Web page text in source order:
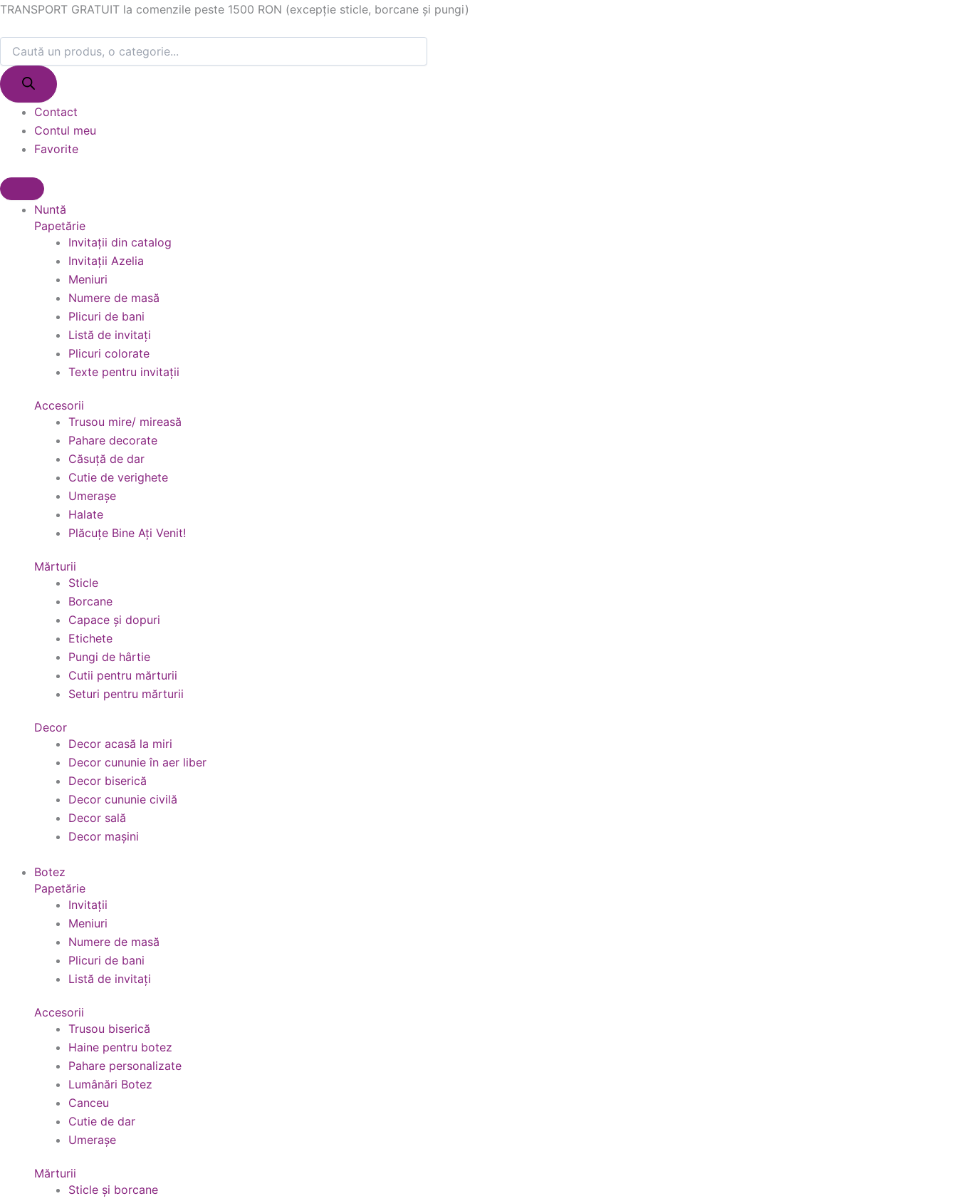
Skip
content
TRANSPORT GRATUIT la comenzile peste 1500 RON (excepție sticle, borcane și pungi)
Products
Contact
Contul meu
Favorite
Nuntă
Papetărie
Invitații din catalog
Invitații Azelia
Meniuri
Numere de masă
Plicuri de bani
Listă de invitați
Plicuri colorate
Texte pentru invitații
Accesorii
Trusou mire/ mireasă
Pahare decorate
Căsuță de dar
Cutie de verighete
Umerașe
Halate
Plăcuțe Bine Ați Venit!
Mărturii
Sticle
Borcane
Capace și dopuri
Etichete
Pungi de hârtie
Cutii pentru mărturii
Seturi pentru mărturii
Decor
Decor acasă la miri
Decor cununie în aer liber
Decor biserică
Decor cununie civilă
Decor sală
Decor mașini
Botez
Papetărie
Invitații
Meniuri
Numere de masă
Plicuri de bani
Listă de invitați
Accesorii
Trusou biserică
Haine pentru botez
Pahare personalizate
Lumânări Botez
Canceu
Cutie de dar
Umerașe
Mărturii
Sticle și borcane
Products